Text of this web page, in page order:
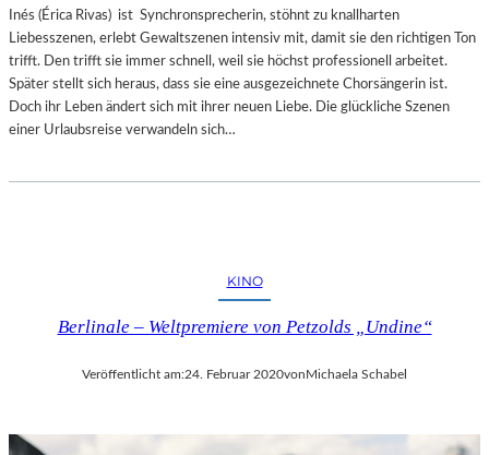
Inés (Érica Rivas) ist Synchronsprecherin, stöhnt zu knallharten
Liebesszenen, erlebt Gewaltszenen intensiv mit, damit sie den richtigen Ton
trifft. Den trifft sie immer schnell, weil sie höchst professionell arbeitet.
Später stellt sich heraus, dass sie eine ausgezeichnete Chorsängerin ist.
Doch ihr Leben ändert sich mit ihrer neuen Liebe. Die glückliche Szenen
einer Urlaubsreise verwandeln sich…
KINO
Berlinale – Weltpremiere von Petzolds „Undine“
Veröffentlicht am:24. Februar 2020von Michaela Schabel